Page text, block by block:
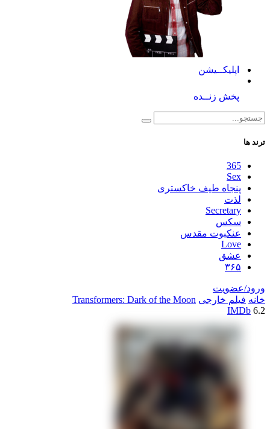
زنــده
طیف خاکستری
مقدس
خارجی Transformers: Dark of the Moon